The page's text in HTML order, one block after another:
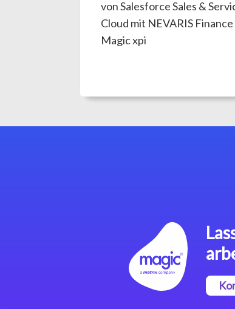
von Salesforce Sales &
Cloud mit NEVARIS
Magic xpi